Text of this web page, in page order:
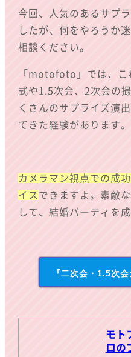
今回、人気のあるサプ
したが、何をやろうか
相談ください。
「motofoto」では、こ
式や1.5次会、2次会の
くさんのサプライズ演
てきた経験があります。
カメラマン視点での成
イス できますよ。素敵
して、結婚パーティを
『二次会・1.5次
モト
ロの